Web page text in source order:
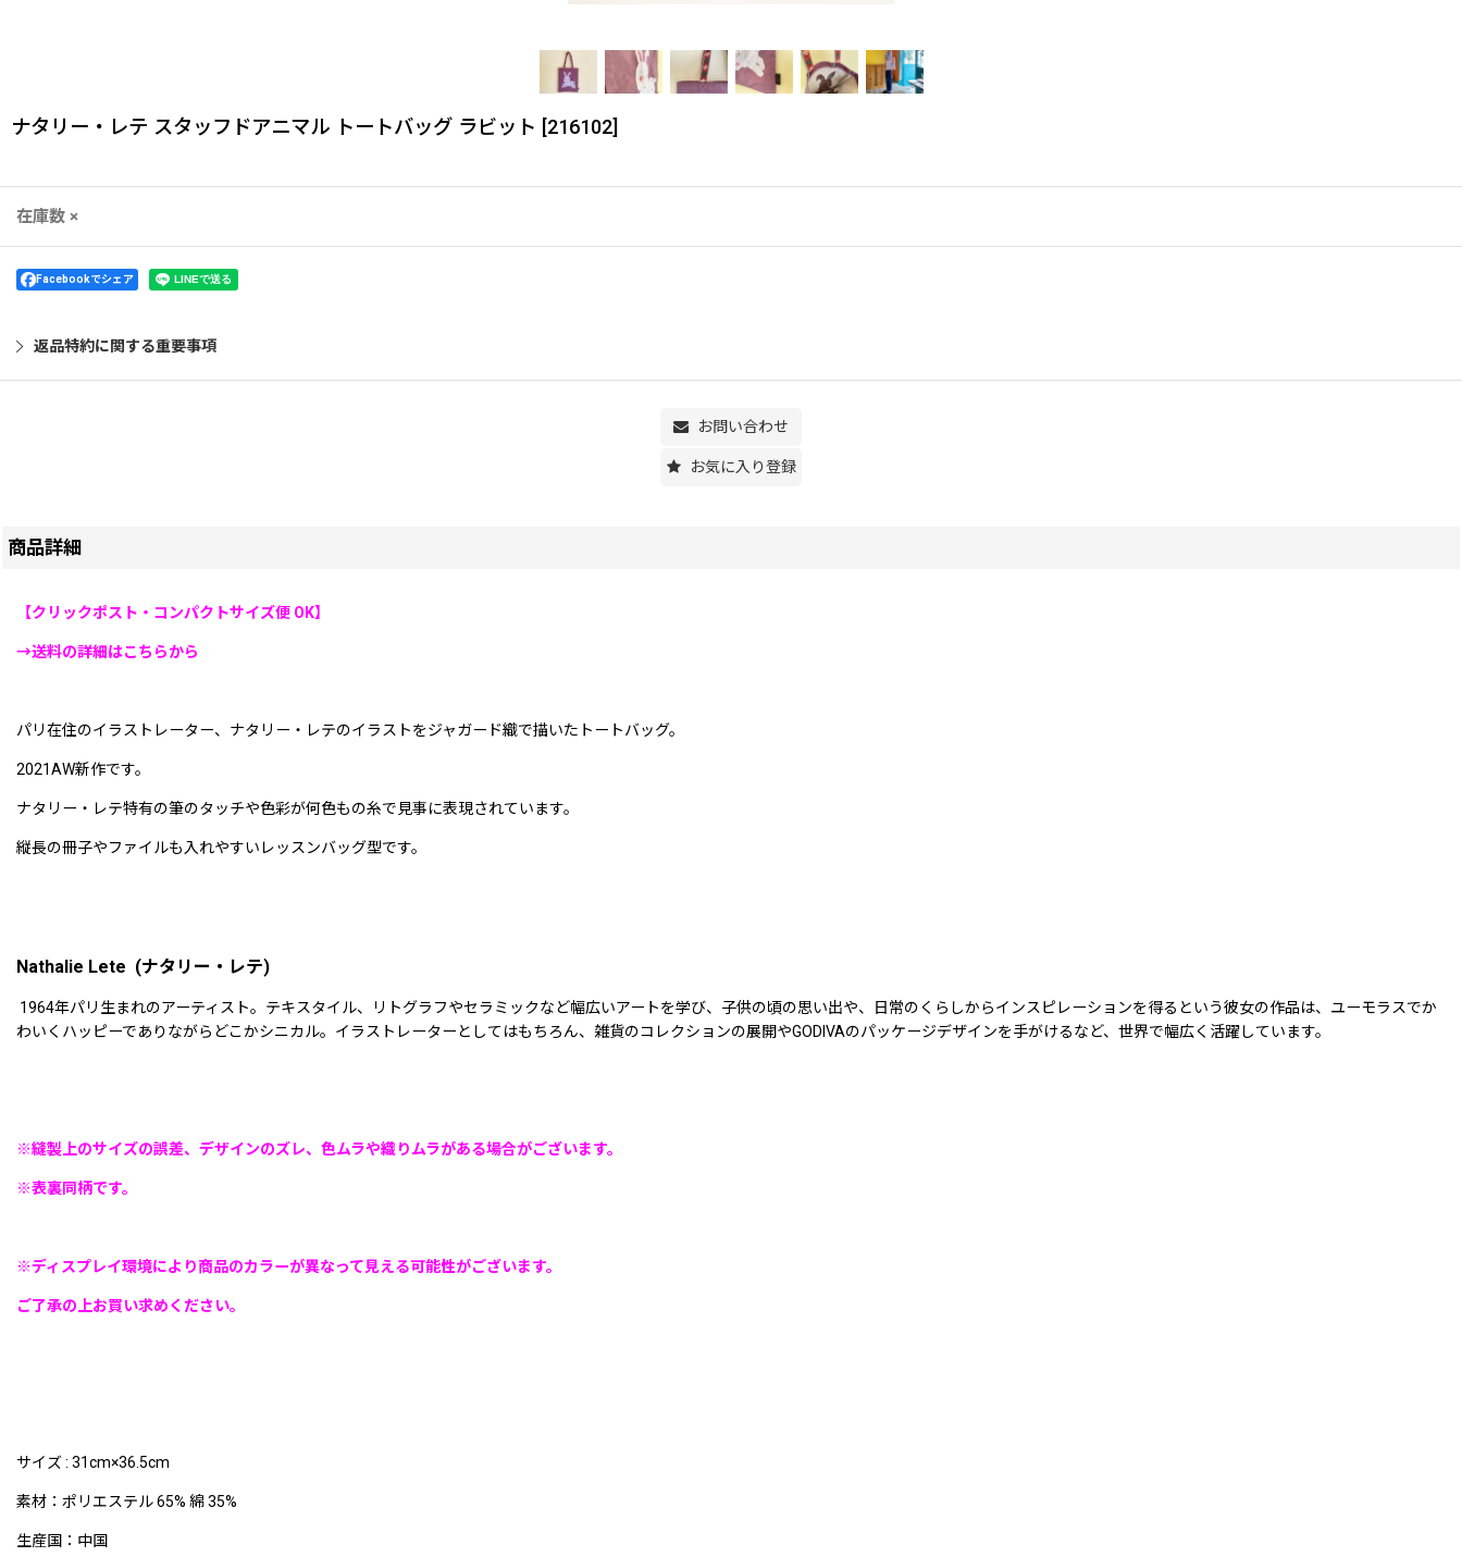
ナタリー・レテ スタッフドアニマル トートバッグ ラビット [216102]
在庫数 ×
Facebookでシェア
返品特約に関する重要事項
お問い合わせ
お気に入り登録
商品詳細
【クリックポスト・コンパクトサイズ便 OK】
→送料の詳細はこちらから
パリ在住のイラストレーター、ナタリー・レテのイラストをジャガード織で描いたトートバッグ。
2021AW新作です。
ナタリー・レテ特有の筆のタッチや色彩が何色もの糸で見事に表現されています。
縦長の冊子やファイルも入れやすいレッスンバッグ型です。
Nathalie Lete (ナタリー・レテ)
1964年パリ生まれのアーティスト。テキスタイル、リトグラフやセラミックなど幅広いアートを学び、子供の頃の思い出や、日常のくらしからインスピレーションを得るという彼女の作品は、ユーモラスでか
わいくハッピーでありながらどこかシニカル。イラストレーターとしてはもちろん、雑貨のコレクションの展開やGODIVAのパッケージデザインを手がけるなど、世界で幅広く活躍しています。
※縫製上のサイズの誤差、デザインのズレ、色ムラや織りムラがある場合がございます。
※表裏同柄です。
※ディスプレイ環境により商品のカラーが異なって見える可能性がございます。
ご了承の上お買い求めください。
サイズ : 31cm×36.5cm
素材：ポリエステル 65% 綿 35%
生産国：中国